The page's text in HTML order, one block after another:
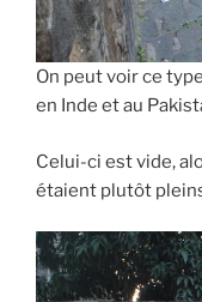
On peut voir ce
en Inde et au
Celui-ci est vide,
étaient plutôt pleins